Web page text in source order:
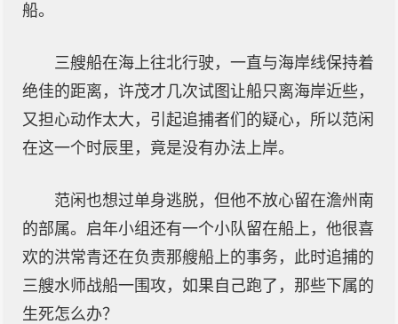
船。
三艘船在海上往北行驶，一直与海岸线保持着
绝佳的距离，许茂才几次试图让船只离海岸近些，
又担心动作太大，引起追捕者们的疑心，所以范闲
在这一个时辰里，竟是没有办法上岸。
范闲也想过单身逃脱，但他不放心留在澹州南
的部属。启年小组还有一个小队留在船上，他很喜
欢的洪常青还在负责那艘船上的事务，此时追捕的
三艘水师战船一围攻，如果自己跑了，那些下属的
生死怎么办？